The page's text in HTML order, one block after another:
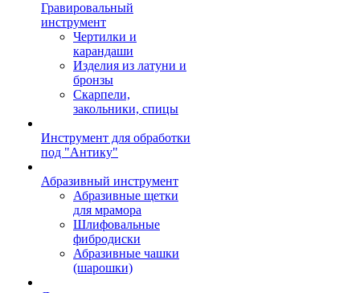
Гравировальный
инструмент
Чертилки и
карандаши
Изделия из латуни и
бронзы
Скарпели,
закольники, спицы
Инструмент для обработки
под "Антику"
Абразивный инструмент
Абразивные щетки
для мрамора
Шлифовальные
фибродиски
Абразивные чашки
(шарошки)